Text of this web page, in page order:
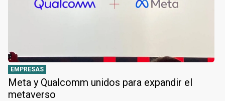
EMPRESAS
Meta y Qualcomm unidos para expandir el
metaverso